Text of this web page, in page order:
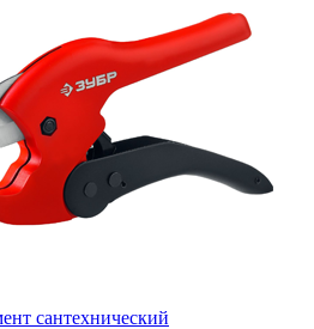
сантехнический